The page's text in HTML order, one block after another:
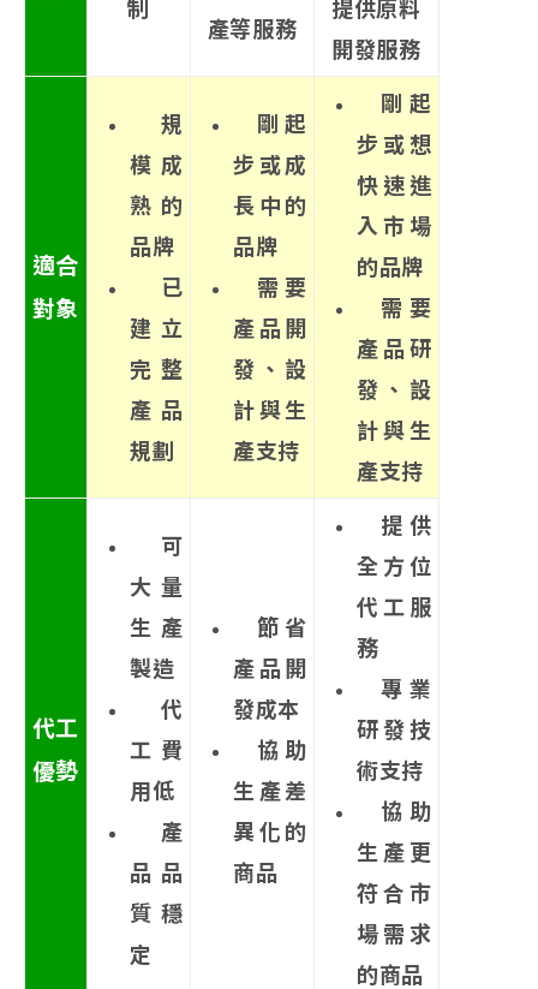
制
產等服務
提供原料
開發服務
適合
對象
規
模成
熟的
品牌
已
建立
完整
產品
規劃
剛起
步或成
長中的
品牌
需要
產品開
發、設
計與生
產支持
剛起
步或想
快速進
入市場
的品牌
需要
產品研
發、設
計與生
產支持
代工
優勢
可
大量
生產
製造
代
工費
用低
產
品品
質穩
定
節省
產品開
發成本
協助
生產差
異化的
商品
提供
全方位
代工服
務
專業
研發技
術支持
協助
生產更
符合市
場需求
的商品